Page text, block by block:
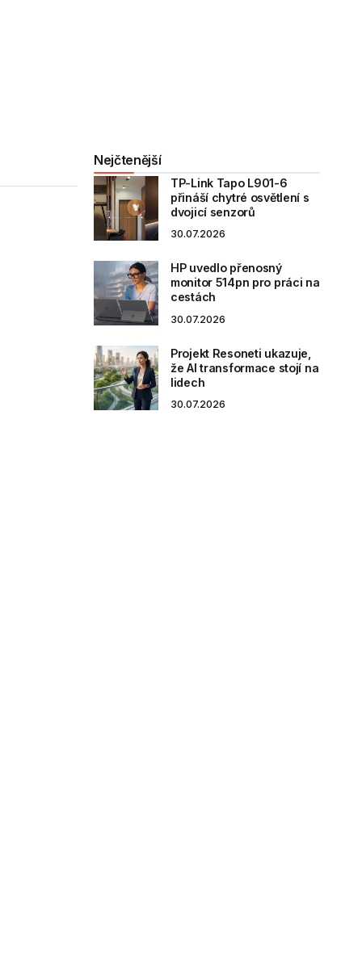
Nejčtenější
TP-Link Tapo L901-6
přináší chytré osvětlení s
dvojicí senzorů
30.07.2026
HP uvedlo přenosný
monitor 514pn pro práci na
cestách
30.07.2026
Projekt Resoneti ukazuje,
že AI transformace stojí na
lidech
30.07.2026